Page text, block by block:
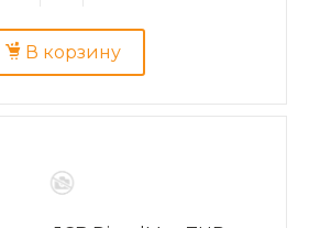
В корзину